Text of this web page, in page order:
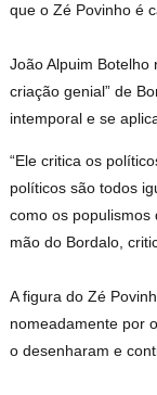
que o Zé Povinho é
João Alpuim Botelho
criação genial” de
intemporal e se
“Ele critica os
políticos são todos
como os populismos
mão do Bordalo,
A figura do Zé
nomeadamente por
o desenharam e